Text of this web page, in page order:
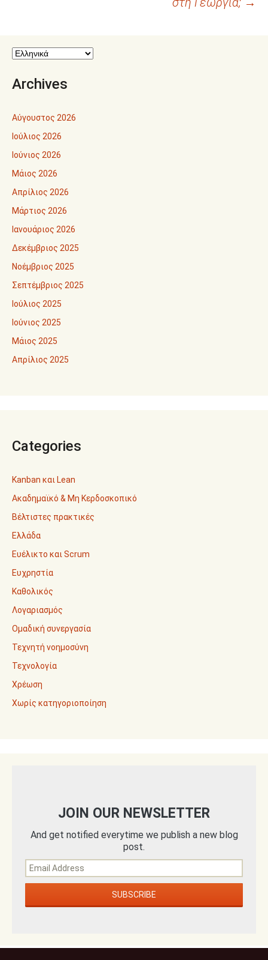
Archives
Αύγουστος 2026
Ιούλιος 2026
Ιούνιος 2026
Μάιος 2026
Απρίλιος 2026
Μάρτιος 2026
Ιανουάριος 2026
Δεκέμβριος 2025
Νοέμβριος 2025
Σεπτέμβριος 2025
Ιούλιος 2025
Ιούνιος 2025
Μάιος 2025
Απρίλιος 2025
Categories
Kanban και Lean
Ακαδημαϊκό & Μη Κερδοσκοπικό
Βέλτιστες πρακτικές
Ελλάδα
Ευέλικτο και Scrum
Ευχρηστία
Καθολικός
Λογαριασμός
Ομαδική συνεργασία
Τεχνητή νοημοσύνη
Τεχνολογία
Χρέωση
Χωρίς κατηγοριοποίηση
JOIN OUR NEWSLETTER
And get notified everytime we publish a new blog
post.